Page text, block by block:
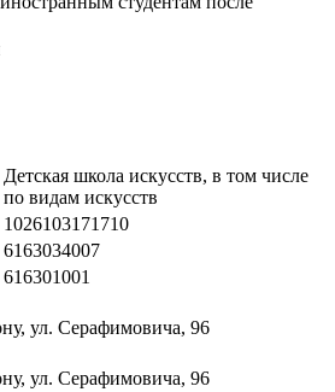
Детская школа искусств, в том числе
по видам искусств
1026103171710
6163034007
616301001
ул. Серафимовича, 96
ул. Серафимовича, 96